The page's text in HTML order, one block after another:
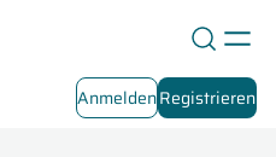
AnmeldenRegistrieren